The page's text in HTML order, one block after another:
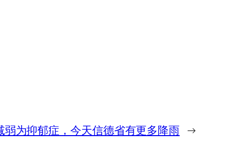
弱为抑郁症，今天信德省有更多降雨 →